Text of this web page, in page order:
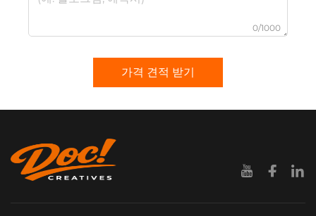
0/1000
가격 견적 받기